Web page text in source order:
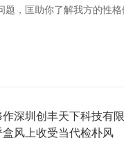
题，匡助你了解我方的性
深圳创丰天下科技有
风上收受当代检朴风